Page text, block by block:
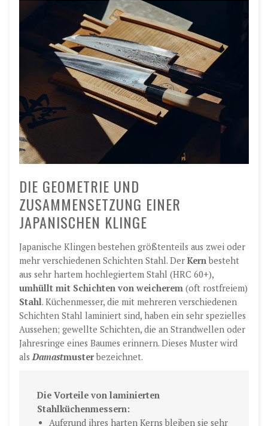
DIE GEOMETRIE UND
ZUSAMMENSETZUNG EINER
JAPANISCHEN KLINGE
Japanische Klingen bestehen größtenteils aus zwei oder
mehr verschiedenen Schichten Stahl. Der Kern besteht
aus sehr hartem hochlegiertem Stahl (HRC 60+),
umhüllt mit Schichten von weicherem (oft rostfreiem)
Stahl. Küchenmesser, die mit mehreren verschiedenen
Schichten Stahl laminiert sind, haben ein sehr spezielles
Aussehen; gewellte Schichten, die an Strandwellen oder
Jahresringe eines Baumes erinnern. Dieses Muster wird
als Damastmusterbezeichnet.
Die Vorteile von laminierten
Stahlküchenmessern:
Aufgrund ihres harten Kerns bleiben sie sehr